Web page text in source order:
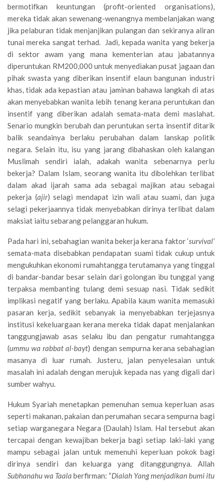
bermotifkan keuntungan (profit-oriented organisations),
mereka tidak akan sewenang-wenangnya membelanjakan wang
jika pelaburan tidak menjanjikan pulangan dan sekiranya aliran
tunai mereka sangat terhad. Jadi, kepada wanita yang bekerja
di sektor awam yang mana kementerian atau jabatannya
diperuntukan RM200,000 untuk menyediakan pusat jagaan dan
pihak swasta yang diberikan insentif elaun bangunan industri
khas, tidak ada kepastian atau jaminan bahawa langkah di atas
akan menyebabkan wanita lebih tenang kerana peruntukan dan
insentif yang diberikan adalah semata-mata demi maslahat.
Senario mungkin berubah dan peruntukan serta insentif ditarik
balik seandainya berlaku perubahan dalam lanskap politik
negara. Selain itu, isu yang jarang dibahaskan oleh kalangan
Muslimah sendiri ialah, adakah wanita sebenarnya perlu
bekerja? Dalam Islam, seorang wanita itu dibolehkan terlibat
dalam akad ijarah sama ada sebagai majikan atau sebagai
pekerja (ajir) selagi mendapat izin wali atau suami, dan juga
selagi pekerjaannya tidak menyebabkan dirinya terlibat dalam
maksiat iaitu sebarang pelanggaran hukum.
Pada hari ini, sebahagian wanita bekerja kerana faktor ‘survival’
semata-mata disebabkan pendapatan suami tidak cukup untuk
mengukuhkan ekonomi rumahtangga terutamanya yang tinggal
di bandar-bandar besar selain dari golongan ibu tunggal yang
terpaksa membanting tulang demi sesuap nasi. Tidak sedikit
implikasi negatif yang berlaku. Apabila kaum wanita memasuki
pasaran kerja, sedikit sebanyak ia menyebabkan terjejasnya
institusi kekeluargaan kerana mereka tidak dapat menjalankan
tanggungjawab asas selaku ibu dan pengatur rumahtangga
(ummu wa rabbat al-bayt) dengan sempurna kerana sebahagian
masanya di luar rumah. Justeru, jalan penyelesaian untuk
masalah ini adalah dengan merujuk kepada nas yang digali dari
sumber wahyu.
Hukum Syariah menetapkan pemenuhan semua keperluan asas
seperti makanan, pakaian dan perumahan secara sempurna bagi
setiap warganegara Negara (Daulah) Islam. Hal tersebut akan
tercapai dengan kewajiban bekerja bagi setiap laki-laki yang
mampu sebagai jalan untuk memenuhi keperluan pokok bagi
dirinya sendiri dan keluarga yang ditanggungnya. Allah
Subhanahu wa Taala berfirman: “Dialah Yang menjadikan bumi itu